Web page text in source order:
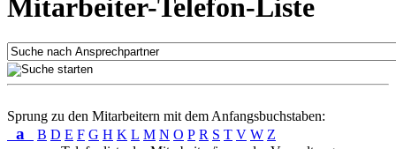
Mitarbeiter-Telefon-Liste
Sprung zu den Mitarbeitern mit dem Anfangsbuchstaben:
a B D E F G H K L M N O P R S T V W Z